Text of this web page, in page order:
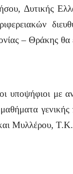
Δυτικής
– Θράκης θα
υποψήφιοι με
Μυλλέρου,